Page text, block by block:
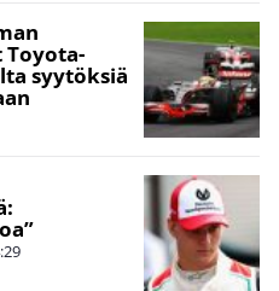
syytöksiä